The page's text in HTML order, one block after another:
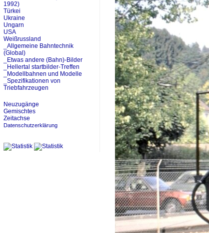
1992)
Türkei
Ukraine
Ungarn
USA
Weißrussland
_Allgemeine Bahntechnik
(Global)
_Etwas andere (Bahn)-Bilder
_Hellertal startbilder-Treffen
_Modellbahnen und Modelle
_Spezifikationen von
Triebfahrzeugen
Neuzugänge
Gemischtes
Zeitachse
Datenschutzerklärung